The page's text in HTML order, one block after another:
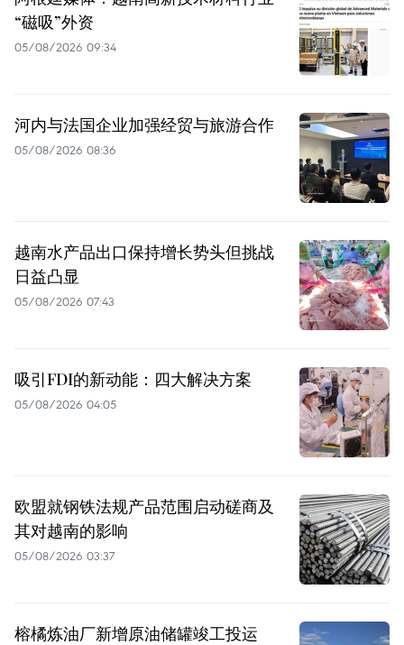
“磁吸”外资
05/08/2026 09:34
河内与法国企业加强经贸与旅游合作
05/08/2026 08:36
越南水产品出口保持增长势头但挑战
日益凸显
05/08/2026 07:43
吸引FDI的新动能：四大解决方案
05/08/2026 04:05
欧盟就钢铁法规产品范围启动磋商及
其对越南的影响
05/08/2026 03:37
榕橘炼油厂新增原油储罐竣工投运